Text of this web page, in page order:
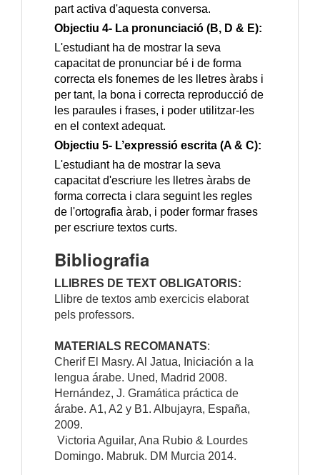
part activa d'aquesta conversa.
Objectiu 4- La pronunciació (B, D & E):
L'estudiant ha de mostrar la seva
capacitat de pronunciar bé i de forma
correcta els fonemes de les lletres àrabs i
per tant, la bona i correcta reproducció de
les paraules i frases, i poder utilitzar-les
en el context adequat.
Objectiu 5- L’expressió escrita (A & C):
L'estudiant ha de mostrar la seva
capacitat d'escriure les lletres àrabs de
forma correcta i clara seguint les regles
de l'ortografia àrab, i poder formar frases
per escriure textos curts.
Bibliografia
LLIBRES DE TEXT OBLIGATORIS:
Llibre de textos amb exercicis elaborat
pels professors.
MATERIALS RECOMANATS:
Cherif El Masry. Al Jatua, Iniciación a la
lengua árabe. Uned, Madrid 2008.
Hernández, J. Gramática práctica de
árabe. A1, A2 y B1. Albujayra, España,
2009.
Victoria Aguilar, Ana Rubio & Lourdes
Domingo. Mabruk. DM Murcia 2014.